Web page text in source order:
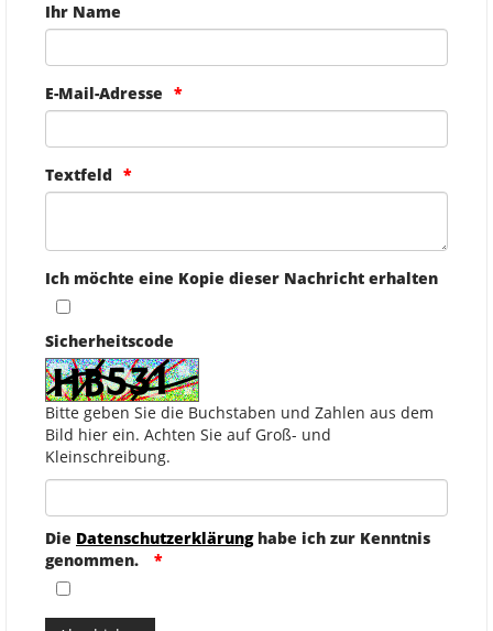
Ihr Name
E-Mail-Adresse
Textfeld
Ich möchte eine Kopie dieser Nachricht erhalten
Sicherheitscode
Bitte geben Sie die Buchstaben und Zahlen aus dem
Bild hier ein. Achten Sie auf Groß- und
Kleinschreibung.
Die Datenschutzerklärunghabe ich zur Kenntnis
genommen.